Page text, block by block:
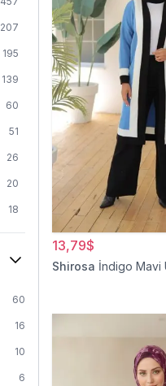
207
195
139
60
51
26
20
18
17
15
60
16
10
6
13,79$
Shirosa İndigo Mavi